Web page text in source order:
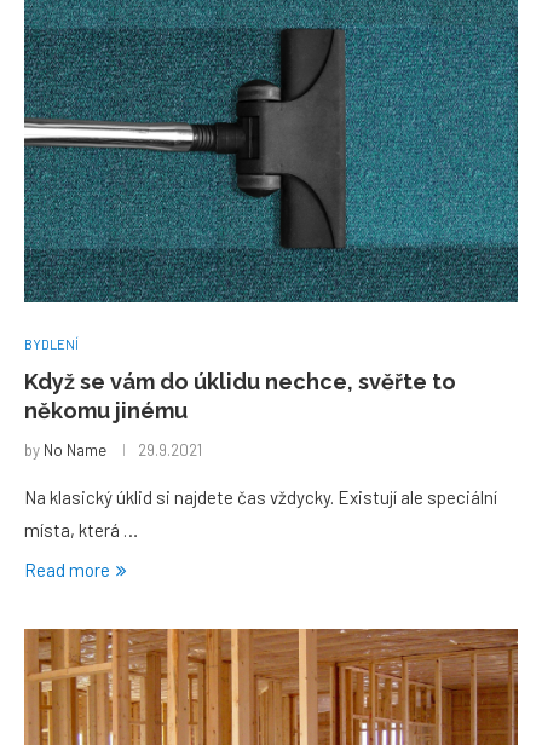
BYDLENÍ
Když se vám do úklidu nechce, svěřte to
někomu jinému
by No Name 29.9.2021
Na klasický úklid si najdete čas vždycky. Existují ale speciální
místa, která …
Read more